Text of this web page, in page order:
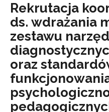
Rekrutacja
ds. wdrażania
zestawu
oraz